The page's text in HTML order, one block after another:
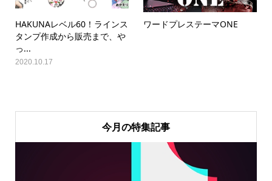
HAKUNAレベル60！ラインス
タンプ作成から販売まで、や
っ...
2020.10.17
ワードプレステーマONE
今月の特集記事